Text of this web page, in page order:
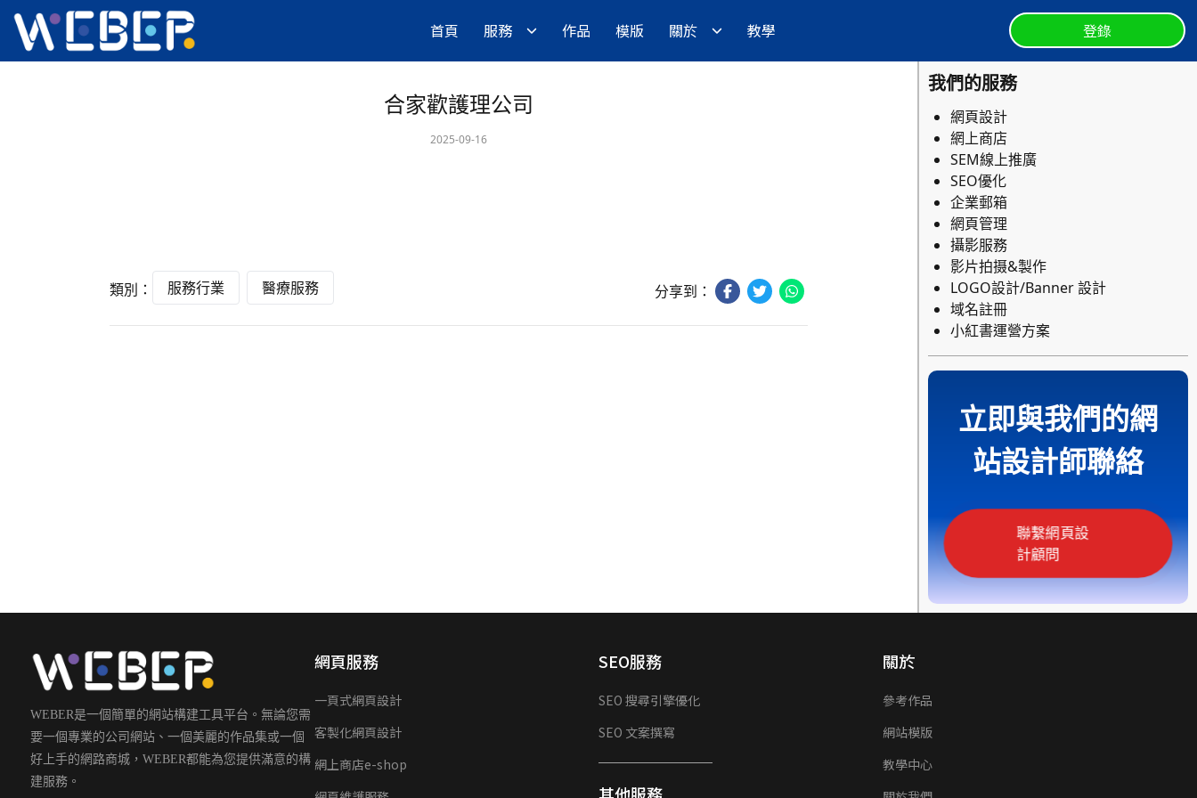
首頁 服務 作品 模版 關於 教學 登錄
合家歡護理公司
2025-09-16
類別： 服務行業 醫療服務 分享到：
我們的服務
網頁設計
網上商店
SEM線上推廣
SEO優化
企業郵箱
網頁管理
攝影服務
影片拍摄&製作
LOGO設計/Banner 設計
域名註冊
小紅書運營方案
立即與我們的網
站設計師聯絡
聯繫網頁設
計顧問
WEBER是一個簡單的網站構建工具平台。無論您需
要一個專業的公司網站、一個美麗的作品集或一個
好上手的網路商城，WEBER都能為您提供滿意的構
建服務。
網頁服務
一頁式網頁設計
客製化網頁設計
網上商店e-shop
SEO服務
SEO 搜尋引擎優化
SEO 文案撰寫
其他服務
關於
參考作品
網站模版
教學中心